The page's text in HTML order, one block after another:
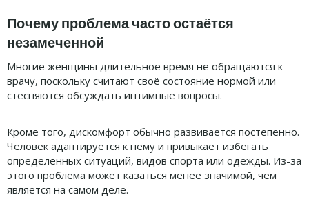
Почему проблема часто остаётся
незамеченной
Многие женщины длительное время не обращаются к
врачу, поскольку считают своё состояние нормой или
стесняются обсуждать интимные вопросы.
Кроме того, дискомфорт обычно развивается постепенно.
Человек адаптируется к нему и привыкает избегать
определённых ситуаций, видов спорта или одежды. Из-за
этого проблема может казаться менее значимой, чем
является на самом деле.